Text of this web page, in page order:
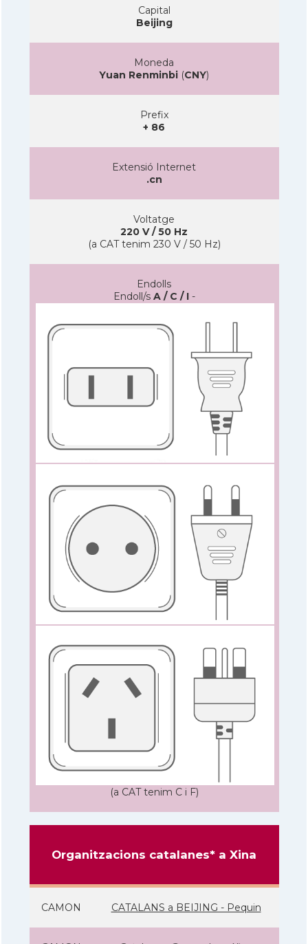
Capital
Beijing
Moneda
Yuan Renminbi (CNY)
Prefix
+ 86
Extensió Internet
.cn
Voltatge
220 V / 50 Hz
(a CAT tenim 230 V / 50 Hz)
Endolls
Endoll/s A / C / I-
(a CAT tenim C i F)
Organitzacions catalanes* a Xina
CAMON CATALANS a BEIJING - Pequin